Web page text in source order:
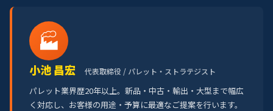
🏭
小池 昌宏 代表取締役 / パレット・ストラテジスト
パレット業界歴20年以上。新品・中古・輸出・大型まで幅広
く対応し、お客様の用途・予算に最適なご提案を行います。